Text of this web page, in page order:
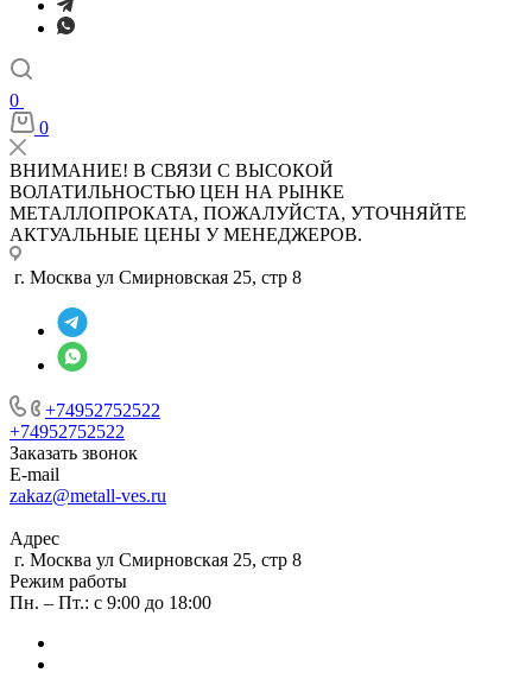
0
0
ВНИМАНИЕ! В СВЯЗИ С ВЫСОКОЙ
ВОЛАТИЛЬНОСТЬЮ ЦЕН НА РЫНКЕ
МЕТАЛЛОПРОКАТА, ПОЖАЛУЙСТА, УТОЧНЯЙТЕ
АКТУАЛЬНЫЕ ЦЕНЫ У МЕНЕДЖЕРОВ.
г. Москва ул Смирновская 25, стр 8
+74952752522
+74952752522
Заказать звонок
E-mail
zakaz@metall-ves.ru
Адрес
г. Москва ул Смирновская 25, стр 8
Режим работы
Пн. – Пт.: с 9:00 до 18:00